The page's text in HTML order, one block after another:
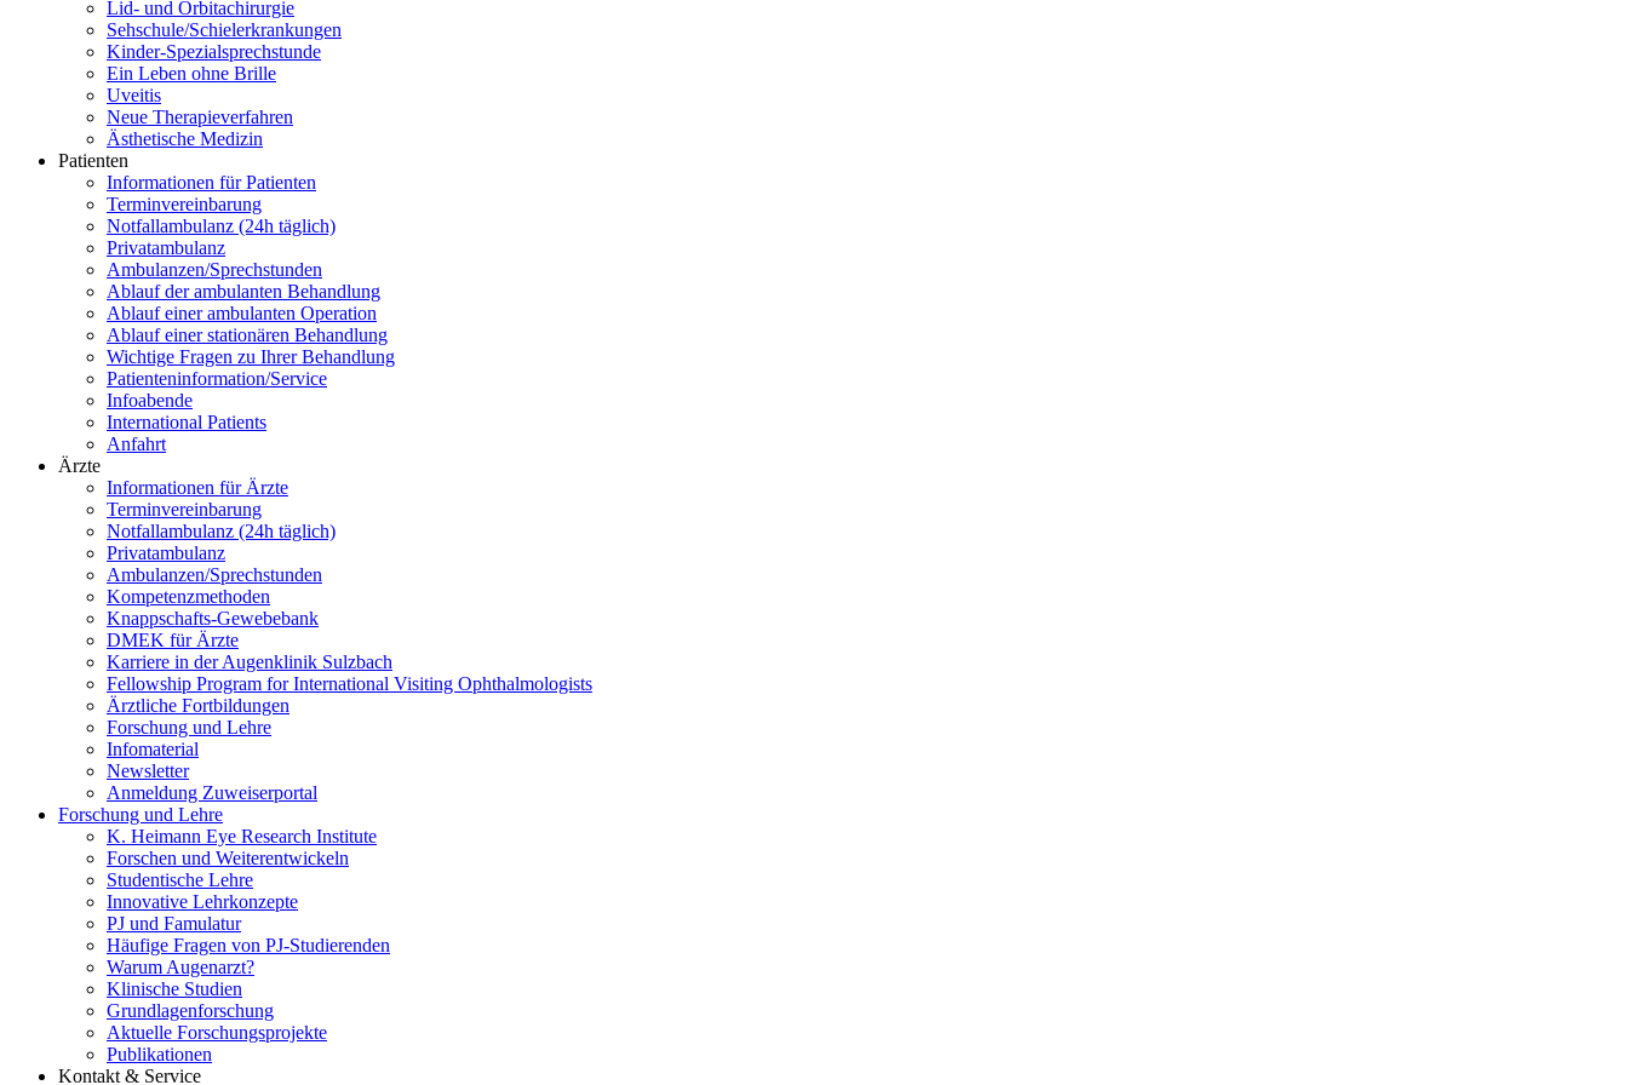
Lid- und Orbitachirurgie
Sehschule/Schielerkrankungen
Kinder-Spezialsprechstunde
Ein Leben ohne Brille
Uveitis
Neue Therapieverfahren
Ästhetische Medizin
Patienten
Informationen für Patienten
Terminvereinbarung
Notfallambulanz (24h täglich)
Privatambulanz
Ambulanzen/Sprechstunden
Ablauf der ambulanten Behandlung
Ablauf einer ambulanten Operation
Ablauf einer stationären Behandlung
Wichtige Fragen zu Ihrer Behandlung
Patienteninformation/Service
Infoabende
International Patients
Anfahrt
Ärzte
Informationen für Ärzte
Terminvereinbarung
Notfallambulanz (24h täglich)
Privatambulanz
Ambulanzen/Sprechstunden
Kompetenzmethoden
Knappschafts-Gewebebank
DMEK für Ärzte
Karriere in der Augenklinik Sulzbach
Fellowship Program for International Visiting Ophthalmologists
Ärztliche Fortbildungen
Forschung und Lehre
Infomaterial
Newsletter
Anmeldung Zuweiserportal
Forschung und Lehre
K. Heimann Eye Research Institute
Forschen und Weiterentwickeln
Studentische Lehre
Innovative Lehrkonzepte
PJ und Famulatur
Häufige Fragen von PJ-Studierenden
Warum Augenarzt?
Klinische Studien
Grundlagenforschung
Aktuelle Forschungsprojekte
Publikationen
Kontakt & Service